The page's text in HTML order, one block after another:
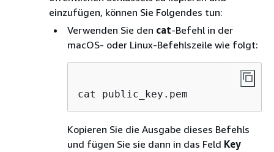
einzufügen, können Sie Folgendes tun:
Verwenden Sie den cat-Befehl in der
macOS- oder Linux-Befehlszeile wie folgt:
cat public_key.pem
Kopieren Sie die Ausgabe dieses Befehls
und fügen Sie sie dann in das Feld Key